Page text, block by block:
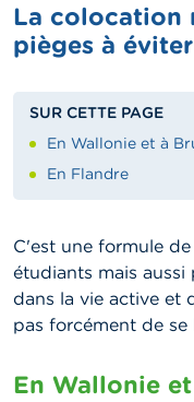
La colocation
pièges à
SUR CETTE PAGE
En Wallonie et à
En Flandre
C'est une formule
étudiants mais aussi
dans la vie active et
pas forcément de
En Wallonie